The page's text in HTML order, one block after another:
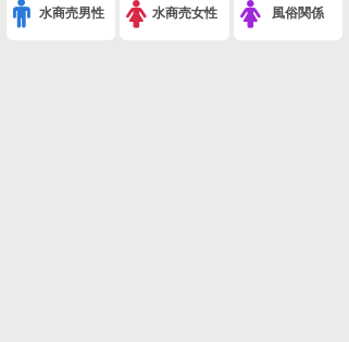
水商売男性 水商売女性 風俗関係